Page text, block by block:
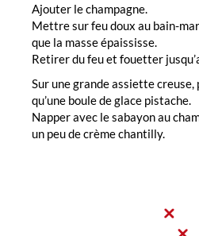
Ajouter le champagne.
Mettre sur feu doux au bain-
que la masse épaississe.
Retirer du feu et fouetter
Sur une grande assiette creuse,
qu’une boule de glace pistache.
Napper avec le sabayon au
un peu de crème chantilly.